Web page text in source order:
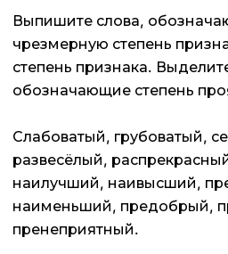
Выпишите слова,
чрезмерную степень
степень признака.
обозначающие степень
Слабоватый, грубоватый,
развесёлый,
наилучший, наивысший,
наименьший, предобрый,
пренеприятный.